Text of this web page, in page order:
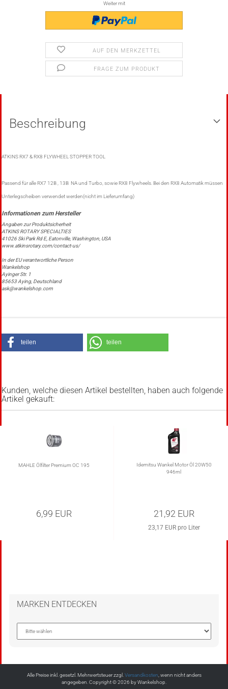
Weiter mit
AUF DEN MERKZETTEL
FRAGE ZUM PRODUKT
Beschreibung
ATKINS RX7 & RX8 FLYWHEEL STOPPER TOOL
Passend für alle RX7 12B , 13B NA und Turbo, sowie RX8 Flywheels. Bei den RX8 Automatik müssen
Unterlegscheiben verwendet werden(nicht im Lieferumfang)
Angaben zur Produktsicherheit
ATKINS ROTARY SPECIALTIES
41026 Ski Park Rd E, Eatonville, Washington, USA
www.atkinsrotary.com/contact-us/
In der EU verantwortliche Person
Wankelshop
Ayinger Str. 1
85653 Aying, Deutschland
ask@wankelshop.com
teilen teilen
Kunden, welche diesen Artikel bestellten, haben auch folgende
Artikel gekauft:
MAHLE Ölfilter Premium OC 195
6,99 EUR
Idemitsu Wankel Motor Öl 20W50
946ml
21,92 EUR
23,17 EUR pro Liter
MARKEN ENTDECKEN
Alle Preise inkl. gesetzl. Mehrwertsteuer zzgl. Versandkosten , wenn nicht anders
angegeben. Copyright © 2026 by Wankelshop.